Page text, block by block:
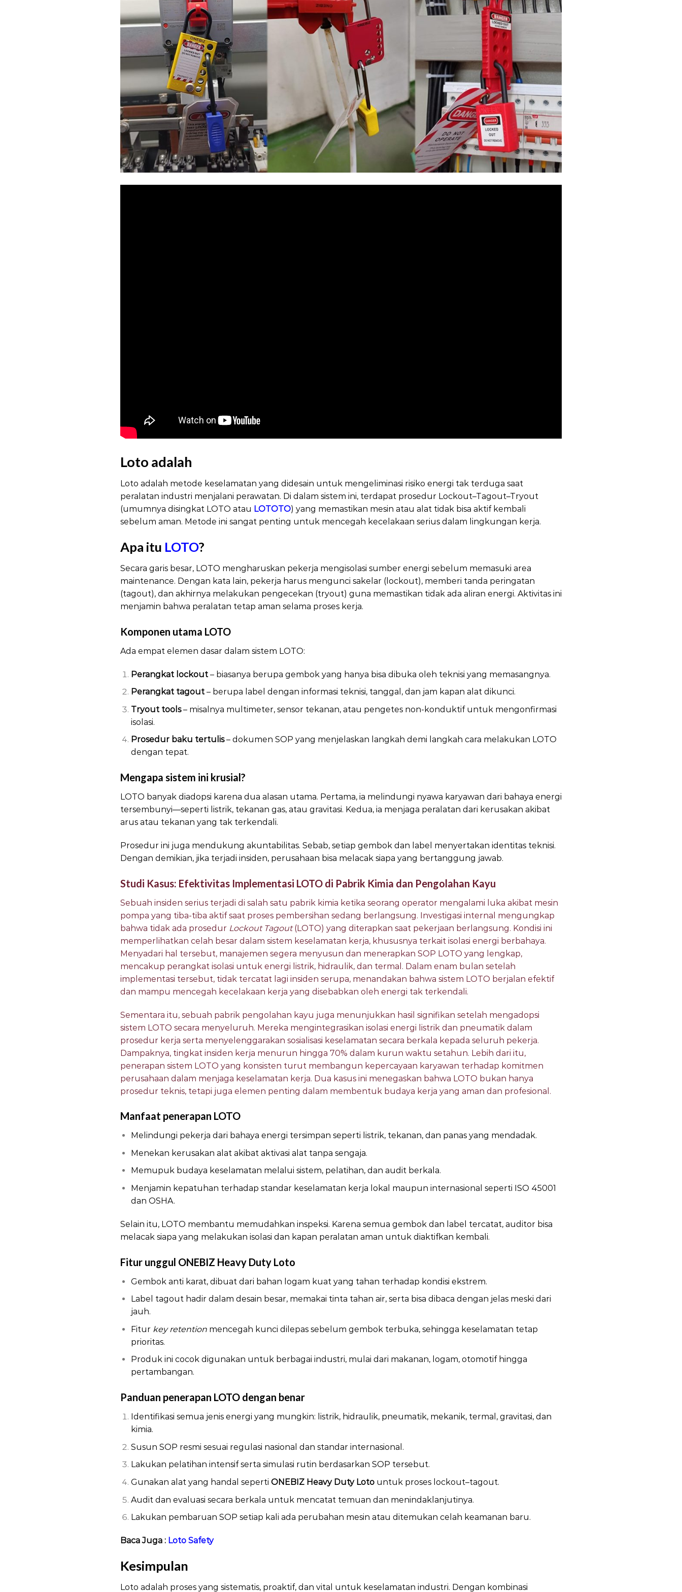
Loto adalah
Loto adalah metode keselamatan yang didesain untuk mengeliminasi risiko energi tak terduga saat
peralatan industri menjalani perawatan. Di dalam sistem ini, terdapat prosedur Lockout–Tagout–Tryout
(umumnya disingkat LOTO atau LOTOTO) yang memastikan mesin atau alat tidak bisa aktif kembali
sebelum aman. Metode ini sangat penting untuk mencegah kecelakaan serius dalam lingkungan kerja.
Apa itu LOTO?
Secara garis besar, LOTO mengharuskan pekerja mengisolasi sumber energi sebelum memasuki area
maintenance. Dengan kata lain, pekerja harus mengunci sakelar (lockout), memberi tanda peringatan
(tagout), dan akhirnya melakukan pengecekan (tryout) guna memastikan tidak ada aliran energi. Aktivitas ini
menjamin bahwa peralatan tetap aman selama proses kerja.
Komponen utama LOTO
Ada empat elemen dasar dalam sistem LOTO:
Perangkat lockout– biasanya berupa gembok yang hanya bisa dibuka oleh teknisi yang memasangnya.
Perangkat tagout– berupa label dengan informasi teknisi, tanggal, dan jam kapan alat dikunci.
Tryout tools– misalnya multimeter, sensor tekanan, atau pengetes non-konduktif untuk mengonfirmasi
isolasi.
Prosedur baku tertulis– dokumen SOP yang menjelaskan langkah demi langkah cara melakukan LOTO
dengan tepat.
Mengapa sistem ini krusial?
LOTO banyak diadopsi karena dua alasan utama. Pertama, ia melindungi nyawa karyawan dari bahaya energi
tersembunyi—seperti listrik, tekanan gas, atau gravitasi. Kedua, ia menjaga peralatan dari kerusakan akibat
arus atau tekanan yang tak terkendali.
Prosedur ini juga mendukung akuntabilitas. Sebab, setiap gembok dan label menyertakan identitas teknisi.
Dengan demikian, jika terjadi insiden, perusahaan bisa melacak siapa yang bertanggung jawab.
Studi Kasus: Efektivitas Implementasi LOTO di Pabrik Kimia dan Pengolahan Kayu
Sebuah insiden serius terjadi di salah satu pabrik kimia ketika seorang operator mengalami luka akibat mesin
pompa yang tiba-tiba aktif saat proses pembersihan sedang berlangsung. Investigasi internal mengungkap
bahwa tidak ada prosedur Lockout Tagout(LOTO) yang diterapkan saat pekerjaan berlangsung. Kondisi ini
memperlihatkan celah besar dalam sistem keselamatan kerja, khususnya terkait isolasi energi berbahaya.
Menyadari hal tersebut, manajemen segera menyusun dan menerapkan SOP LOTO yang lengkap,
mencakup perangkat isolasi untuk energi listrik, hidraulik, dan termal. Dalam enam bulan setelah
implementasi tersebut, tidak tercatat lagi insiden serupa, menandakan bahwa sistem LOTO berjalan efektif
dan mampu mencegah kecelakaan kerja yang disebabkan oleh energi tak terkendali.
Sementara itu, sebuah pabrik pengolahan kayu juga menunjukkan hasil signifikan setelah mengadopsi
sistem LOTO secara menyeluruh. Mereka mengintegrasikan isolasi energi listrik dan pneumatik dalam
prosedur kerja serta menyelenggarakan sosialisasi keselamatan secara berkala kepada seluruh pekerja.
Dampaknya, tingkat insiden kerja menurun hingga 70% dalam kurun waktu setahun. Lebih dari itu,
penerapan sistem LOTO yang konsisten turut membangun kepercayaan karyawan terhadap komitmen
perusahaan dalam menjaga keselamatan kerja. Dua kasus ini menegaskan bahwa LOTO bukan hanya
prosedur teknis, tetapi juga elemen penting dalam membentuk budaya kerja yang aman dan profesional.
Manfaat penerapan LOTO
Melindungi pekerja dari bahaya energi tersimpan seperti listrik, tekanan, dan panas yang mendadak.
Menekan kerusakan alat akibat aktivasi alat tanpa sengaja.
Memupuk budaya keselamatan melalui sistem, pelatihan, dan audit berkala.
Menjamin kepatuhan terhadap standar keselamatan kerja lokal maupun internasional seperti ISO 45001
dan OSHA.
Selain itu, LOTO membantu memudahkan inspeksi. Karena semua gembok dan label tercatat, auditor bisa
melacak siapa yang melakukan isolasi dan kapan peralatan aman untuk diaktifkan kembali.
Fitur unggul ONEBIZ Heavy Duty Loto
Gembok anti karat, dibuat dari bahan logam kuat yang tahan terhadap kondisi ekstrem.
Label tagout hadir dalam desain besar, memakai tinta tahan air, serta bisa dibaca dengan jelas meski dari
jauh.
Fitur key retentionmencegah kunci dilepas sebelum gembok terbuka, sehingga keselamatan tetap
prioritas.
Produk ini cocok digunakan untuk berbagai industri, mulai dari makanan, logam, otomotif hingga
pertambangan.
Panduan penerapan LOTO dengan benar
Identifikasi semua jenis energi yang mungkin: listrik, hidraulik, pneumatik, mekanik, termal, gravitasi, dan
kimia.
Susun SOP resmi sesuai regulasi nasional dan standar internasional.
Lakukan pelatihan intensif serta simulasi rutin berdasarkan SOP tersebut.
Gunakan alat yang handal seperti ONEBIZ Heavy Duty Lotountuk proses lockout–tagout.
Audit dan evaluasi secara berkala untuk mencatat temuan dan menindaklanjutinya.
Lakukan pembaruan SOP setiap kali ada perubahan mesin atau ditemukan celah keamanan baru.
Baca Juga : Loto Safety
Kesimpulan
Loto adalah proses yang sistematis, proaktif, dan vital untuk keselamatan industri. Dengan kombinasi